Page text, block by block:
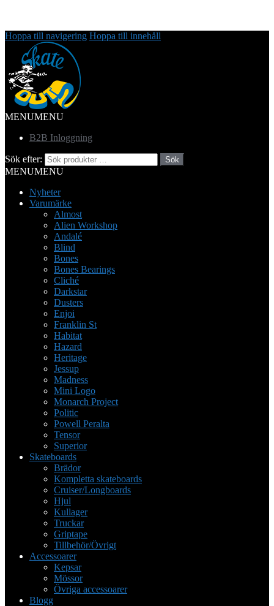
Hoppa till navigering Hoppa till innehåll
MENUMENU
B2B Inloggning
Sök efter: Sök
MENUMENU
Nyheter
Varumärke
Almost
Alien Workshop
Andalé
Blind
Bones
Bones Bearings
Cliché
Darkstar
Dusters
Enjoi
Franklin St
Habitat
Hazard
Heritage
Jessup
Madness
Mini Logo
Monarch Project
Politic
Powell Peralta
Tensor
Superior
Skateboards
Brädor
Kompletta skateboards
Cruiser/Longboards
Hjul
Kullager
Truckar
Griptape
Tillbehör/Övrigt
Accessoarer
Kepsar
Mössor
Övriga accessoarer
Blogg